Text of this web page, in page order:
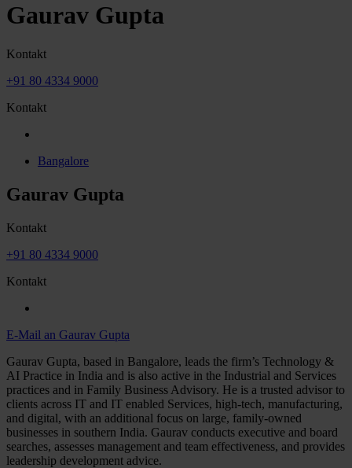
Gaurav Gupta
Kontakt
+91 80 4334 9000
Kontakt
Bangalore
Gaurav Gupta
Kontakt
+91 80 4334 9000
Kontakt
E-Mail an Gaurav Gupta
Gaurav Gupta, based in Bangalore, leads the firm’s Technology &
AI Practice in India and is also active in the Industrial and Services
practices and in Family Business Advisory. He is a trusted advisor to
clients across IT and IT enabled Services, high-tech, manufacturing,
and digital, with an additional focus on large, family-owned
businesses in southern India. Gaurav conducts executive and board
searches, assesses management and team effectiveness, and provides
leadership development advice.